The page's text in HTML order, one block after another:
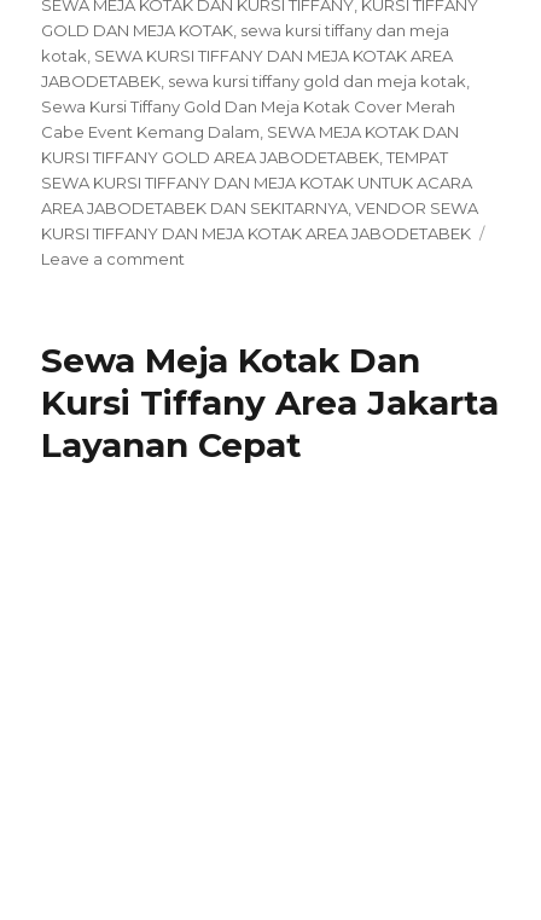
SEWA MEJA KOTAK DAN KURSI TIFFANY, KURSI TIFFANY
GOLD DAN MEJA KOTAK, sewa kursi tiffany dan meja
kotak, SEWA KURSI TIFFANY DAN MEJA KOTAK AREA
JABODETABEK, sewa kursi tiffany gold dan meja kotak,
Sewa Kursi Tiffany Gold Dan Meja Kotak Cover Merah
Cabe Event Kemang Dalam, SEWA MEJA KOTAK DAN
KURSI TIFFANY GOLD AREA JABODETABEK,TEMPAT
SEWA KURSI TIFFANY DAN MEJA KOTAK UNTUK ACARA
AREA JABODETABEK DAN SEKITARNYA,VENDOR SEWA
KURSI TIFFANY DAN MEJA KOTAK AREA JABODETABEK
Leave a comment
Gold
Dan
Meja
Kotak
Cover
Sewa Meja Kotak Dan
Kursi Tiffany Area Jakarta
Layanan Cepat